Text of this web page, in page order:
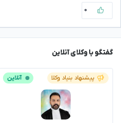
۰
گفتگو با وکلای آنلاین
پیشنهاد بنیاد وکلا آنلاین